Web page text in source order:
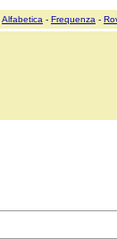
Alfabetica - Frequenza -